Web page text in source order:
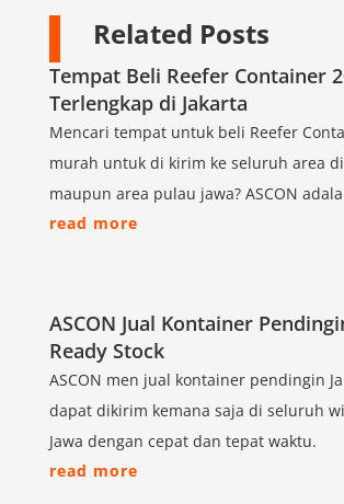
Related Posts
Tempat Beli Reefer Container
Terlengkap di Jakarta
Mencari tempat untuk beli Reefer
murah untuk di kirim ke seluruh area
maupun area pulau jawa? ASCON
read more
ASCON Jual Kontainer
Ready Stock
ASCON men jual kontainer pendingin
dapat dikirim kemana saja di seluruh
Jawa dengan cepat dan tepat waktu.
read more